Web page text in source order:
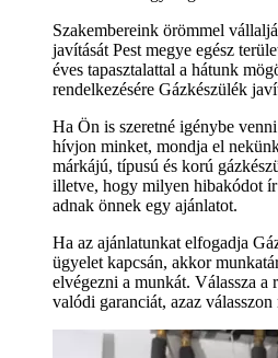
Szakembereink örömmel
javítását Pest megye egész
éves tapasztalattal a hátunk
rendelkezésére Gázkészülék
Ha Ön is szeretné igénybe
hívjon minket, mondja el
márkájú, típusú és korú
illetve, hogy milyen hibakódot
adnak önnek egy ajánlatot.
Ha az ajánlatunkat elfogadja
ügyelet kapcsán, akkor
elvégezni a munkát. Válassza a
valódi garanciát, azaz válasszon